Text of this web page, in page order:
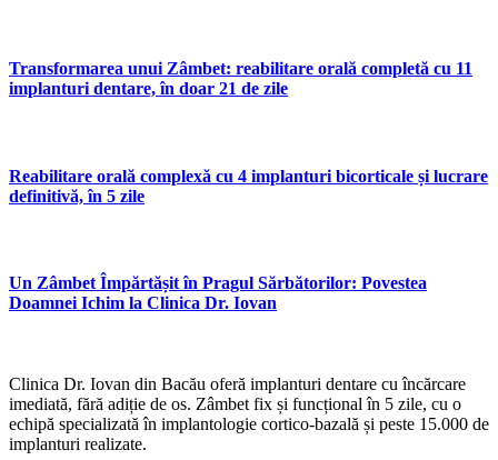
Transformarea unui Zâmbet: reabilitare orală completă cu 11
implanturi dentare, în doar 21 de zile
Reabilitare orală complexă cu 4 implanturi bicorticale și lucrare
definitivă, în 5 zile
Un Zâmbet Împărtășit în Pragul Sărbătorilor: Povestea
Doamnei Ichim la Clinica Dr. Iovan
Clinica Dr. Iovan din Bacău oferă implanturi dentare cu încărcare
imediată, fără adiție de os. Zâmbet fix și funcțional în 5 zile, cu o
echipă specializată în implantologie cortico-bazală și peste 15.000 de
implanturi realizate.